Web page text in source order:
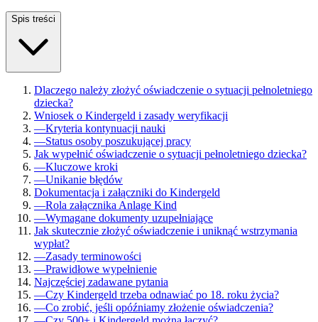
Spis treści
Dlaczego należy złożyć oświadczenie o sytuacji pełnoletniego
dziecka?
Wniosek o Kindergeld i zasady weryfikacji
—Kryteria kontynuacji nauki
—Status osoby poszukującej pracy
Jak wypełnić oświadczenie o sytuacji pełnoletniego dziecka?
—Kluczowe kroki
—Unikanie błędów
Dokumentacja i załączniki do Kindergeld
—Rola załącznika Anlage Kind
—Wymagane dokumenty uzupełniające
Jak skutecznie złożyć oświadczenie i uniknąć wstrzymania
wypłat?
—Zasady terminowości
—Prawidłowe wypełnienie
Najczęściej zadawane pytania
—Czy Kindergeld trzeba odnawiać po 18. roku życia?
—Co zrobić, jeśli opóźniamy złożenie oświadczenia?